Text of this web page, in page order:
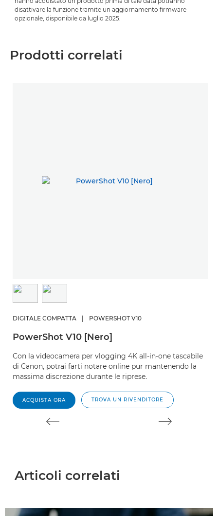
disattivare la funzione tramite un aggiornamento firmware
opzionale, disponibile da luglio 2025.
Prodotti correlati
DIGITALE COMPATTA POWERSHOT V10
PowerShot V10 [Nero]
Con la videocamera per vlogging 4K all-in-one tascabile
di Canon, potrai farti notare online pur mantenendo la
massima discrezione durante le riprese.
ACQUISTA ORA TROVA UN RIVENDITORE
Articoli correlati